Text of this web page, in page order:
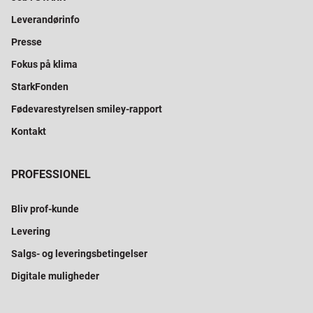
Leverandørinfo
Presse
Fokus på klima
StarkFonden
Fødevarestyrelsen smiley-rapport
Kontakt
PROFESSIONEL
Bliv prof-kunde
Levering
Salgs- og leveringsbetingelser
Digitale muligheder